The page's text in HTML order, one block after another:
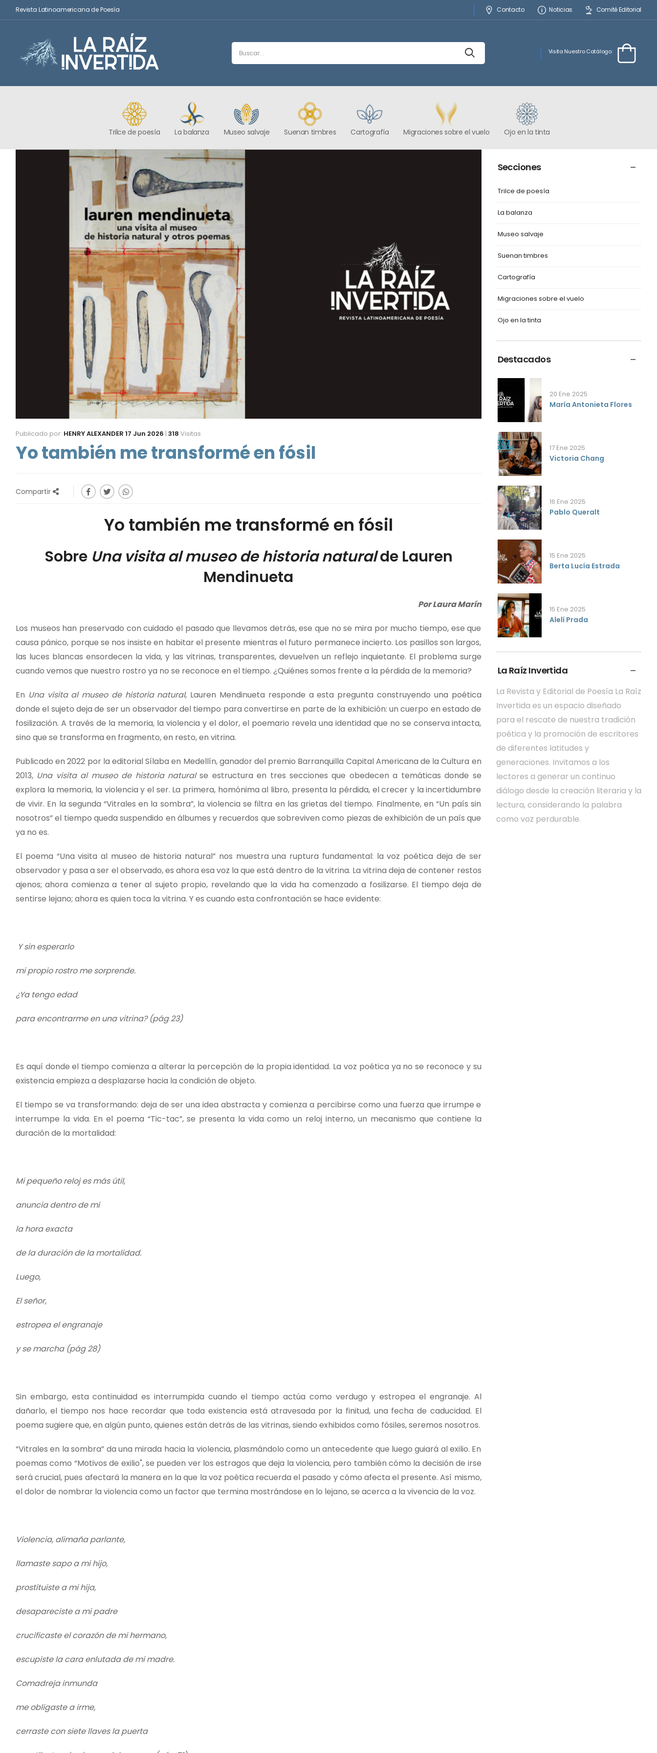
Revista Latinoamericana de Poesía Contacto Noticias Comité Editorial
Visita Nuestro Catálogo:
Trilce de poesía La balanza Museo salvaje Suenan timbres Cartografía Migraciones sobre el vuelo Ojo en la tinta
Publicado por: HENRY ALEXANDER 17 Jun 2026 | 318 Visitas
Yo también me transformé en fósil
Compartir
Yo también me transformé en fósil
SobreUna visita al museo de historia naturalde Lauren
Mendinueta
Por Laura Marín
Los museos han preservado con cuidado el pasado que llevamos detrás, ese que no se mira por mucho tiempo, ese que
causa pánico, porque se nos insiste en habitar el presente mientras el futuro permanece incierto. Los pasillos son largos,
las luces blancas ensordecen la vida, y las vitrinas, transparentes, devuelven un reflejo inquietante. El problema surge
cuando vemos que nuestro rostro ya no se reconoce en el tiempo. ¿Quiénes somos frente a la pérdida de la memoria?
En Una visita al museo de historia natural, Lauren Mendinueta responde a esta pregunta construyendo una poética
donde el sujeto deja de ser un observador del tiempo para convertirse en parte de la exhibición: un cuerpo en estado de
fosilización. A través de la memoria, la violencia y el dolor, el poemario revela una identidad que no se conserva intacta,
sino que se transforma en fragmento, en resto, en vitrina.
Publicado en 2022 por la editorial Sílaba en Medellín, ganador del premio Barranquilla Capital Americana de la Cultura en
2013, Una visita al museo de historia naturalse estructura en tres secciones que obedecen a temáticas donde se
explora la memoria, la violencia y el ser. La primera, homónima al libro, presenta la pérdida, el crecer y la incertidumbre
de vivir. En la segunda “Vitrales en la sombra”, la violencia se filtra en las grietas del tiempo. Finalmente, en “Un país sin
nosotros” el tiempo queda suspendido en álbumes y recuerdos que sobreviven como piezas de exhibición de un país que
ya no es.
El poema “Una visita al museo de historia natural” nos muestra una ruptura fundamental: la voz poética deja de ser
observador y pasa a ser el observado, es ahora esa voz la que está dentro de la vitrina. La vitrina deja de contener restos
ajenos; ahora comienza a tener al sujeto propio, revelando que la vida ha comenzado a fosilizarse. El tiempo deja de
sentirse lejano; ahora es quien toca la vitrina. Y es cuando esta confrontación se hace evidente:
Y sin esperarlo
mi propio rostro me sorprende.
¿Ya tengo edad
para encontrarme en una vitrina? (pág 23)
Es aquí donde el tiempo comienza a alterar la percepción de la propia identidad. La voz poética ya no se reconoce y su
existencia empieza a desplazarse hacia la condición de objeto.
El tiempo se va transformando: deja de ser una idea abstracta y comienza a percibirse como una fuerza que irrumpe e
interrumpe la vida. En el poema “Tic-tac”, se presenta la vida como un reloj interno, un mecanismo que contiene la
duración de la mortalidad:
Mi pequeño reloj es más útil,
anuncia dentro de mí
la hora exacta
de la duración de la mortalidad.
Luego,
El señor,
estropea el engranaje
y se marcha (pág 28)
Sin embargo, esta continuidad es interrumpida cuando el tiempo actúa como verdugo y estropea el engranaje. Al
dañarlo, el tiempo nos hace recordar que toda existencia está atravesada por la finitud, una fecha de caducidad. El
poema sugiere que, en algún punto, quienes están detrás de las vitrinas, siendo exhibidos como fósiles, seremos nosotros.
“Vitrales en la sombra” da una mirada hacia la violencia, plasmándolo como un antecedente que luego guiará al exilio. En
poemas como “Motivos de exilio", se pueden ver los estragos que deja la violencia, pero también cómo la decisión de irse
será crucial, pues afectará la manera en la que la voz poética recuerda el pasado y cómo afecta el presente. Así mismo,
el dolor de nombrar la violencia como un factor que termina mostrándose en lo lejano, se acerca a la vivencia de la voz.
Violencia, alimaña parlante,
llamaste sapo a mi hijo,
prostituiste a mi hija,
desapareciste a mi padre
crucificaste el corazón de mi hermano,
escupiste la cara enlutada de mi madre.
Comadreja inmunda
me obligaste a irme,
cerraste con siete llaves la puerta
Secciones
Trilce de poesía
La balanza
Museo salvaje
Suenan timbres
Cartografía
Migraciones sobre el vuelo
Ojo en la tinta
Destacados
20 Ene 2025
María Antonieta Flores
17 Ene 2025
Victoria Chang
16 Ene 2025
Pablo Queralt
15 Ene 2025
Berta Lucía Estrada
15 Ene 2025
Alelí Prada
La Raíz Invertida
La Revista y Editorial de Poesía La Raíz
Invertida es un espacio diseñado
para el rescate de nuestra tradición
poética y la promoción de escritores
de diferentes latitudes y
generaciones. Invitamos a los
lectores a generar un continuo
diálogo desde la creación literaria y la
lectura, considerando la palabra
como voz perdurable.